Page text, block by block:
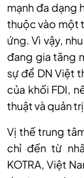
mạnh đa dạng
thuộc vào một
ứng. Vì vậy,
đang gia tăng
sự để DN Việt
của khối FDI,
thuật và quản
Vị thế trung
chỉ đến từ
KOTRA, Việt